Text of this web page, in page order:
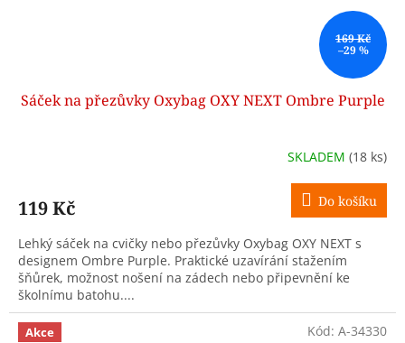
169 Kč
–29 %
Sáček na přezůvky Oxybag OXY NEXT Ombre Purple
SKLADEM (18 ks)
119 Kč Do košíku
Lehký sáček na cvičky nebo přezůvky Oxybag OXY NEXT s
designem Ombre Purple. Praktické uzavírání stažením
šňůrek, možnost nošení na zádech nebo připevnění ke
školnímu batohu....
Akce Kód: A-34330